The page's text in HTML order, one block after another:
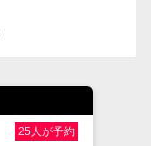
25人が予約